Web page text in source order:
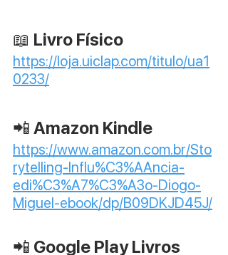
📖 Livro Físico
https://loja.uiclap.com/titulo/ua1
0233/
📲 Amazon Kindle
https://www.amazon.com.br/Sto
rytelling-Influ%C3%AAncia-
edi%C3%A7%C3%A3o-Diogo-
Miguel-ebook/dp/B09DKJD45J/
📲 Google Play Livros